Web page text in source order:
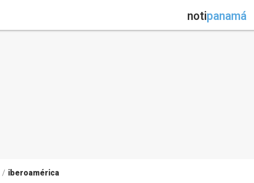
notipanamá
/ iberoamérica